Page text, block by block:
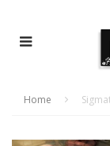
Home